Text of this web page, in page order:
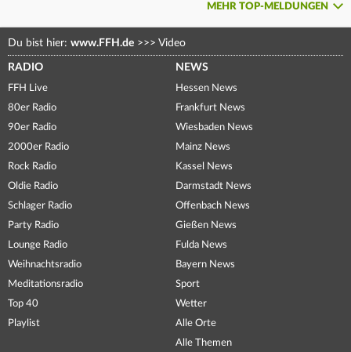
MEHR TOP-MELDUNGEN
Du bist hier: www.FFH.de >>> Video
RADIO
FFH Live
80er Radio
90er Radio
2000er Radio
Rock Radio
Oldie Radio
Schlager Radio
Party Radio
Lounge Radio
Weihnachtsradio
Meditationsradio
Top 40
Playlist
NEWS
Hessen News
Frankfurt News
Wiesbaden News
Mainz News
Kassel News
Darmstadt News
Offenbach News
Gießen News
Fulda News
Bayern News
Sport
Wetter
Alle Orte
Alle Themen